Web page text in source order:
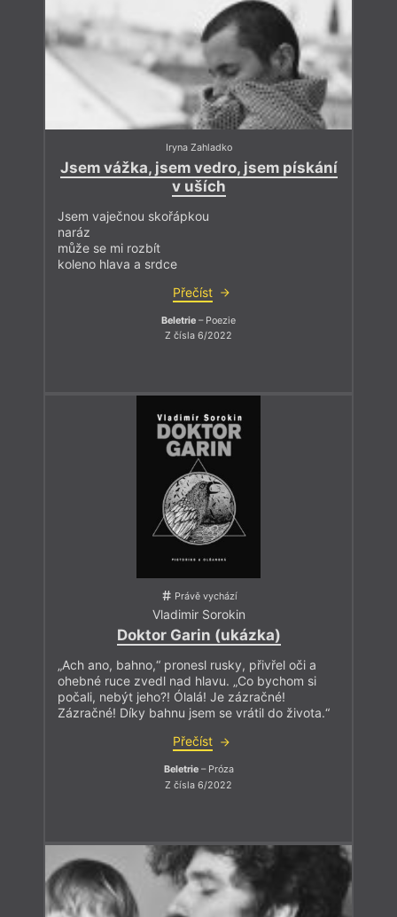
Iryna Zahladko
Jsem vážka, jsem vedro, jsem pískání
v uších
Jsem vaječnou skořápkou
naráz
může se mi rozbít
koleno hlava a srdce
Přečíst
Beletrie – Poezie
Z čísla 6/2022
Právě vychází
Vladimir Sorokin
Doktor Garin (ukázka)
„Ach ano, bahno,“ pronesl rusky, přivřel oči a
ohebné ruce zvedl nad hlavu. „Co bychom si
počali, nebýt jeho?! Ólalá! Je zázračné!
Zázračné! Díky bahnu jsem se vrátil do života.“
Přečíst
Beletrie– Próza
Z čísla 6/2022